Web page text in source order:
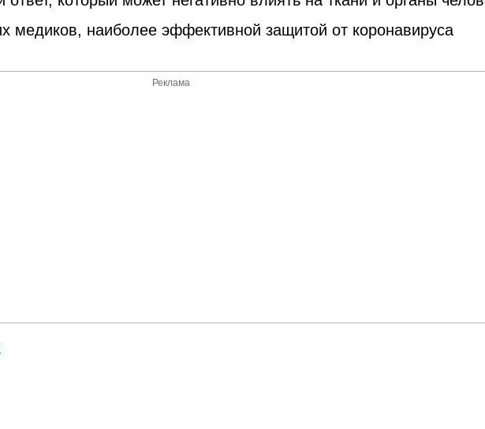
медиков, наиболее эффективной защитой от коронавируса
Реклама